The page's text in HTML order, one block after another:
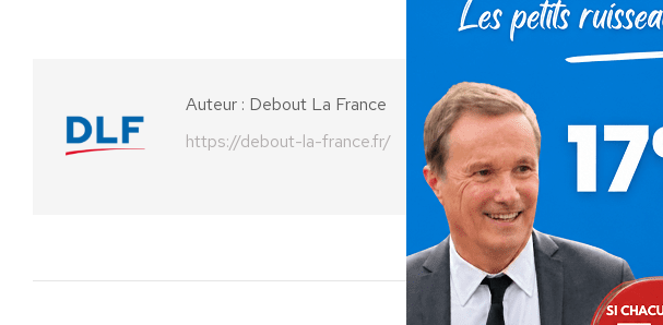
sur
sur
Pinterest
sur
LinkedIn
sur
Auteur : Debout La France
https://debout-la-france.fr/